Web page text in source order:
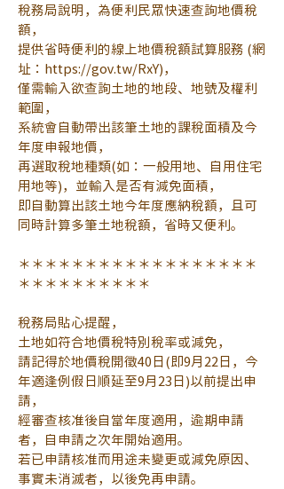
稅務局說明，為便利民眾快速查詢地價稅
額，
提供省時便利的線上地價稅額試算服務 (網
址： https://gov.tw/RxY)，
僅需輸入欲查詢土地的地段、地號及權利
範圍，
系統會自動帶出該筆土地的課稅面積及今
年度申報地價，
再選取稅地種類(如：一般用地、自用住宅
用地等)，並輸入是否有減免面積，
即自動算出該土地今年度應納稅額，且可
同時計算多筆土地稅額，省時又便利。
＊＊＊＊＊＊＊＊＊＊＊＊＊＊＊＊＊＊
＊＊＊＊＊＊＊＊＊＊
稅務局貼心提醒，
土地如符合地價稅特別稅率或減免，
請記得於地價稅開徵40日(即9月22日，今
年適逢例假日順延至9月23日)以前提出申
請，
經審查核准後自當年度適用，逾期申請
者，自申請之次年開始適用。
若已申請核准而用途未變更或減免原因、
事實未消滅者，以後免再申請。